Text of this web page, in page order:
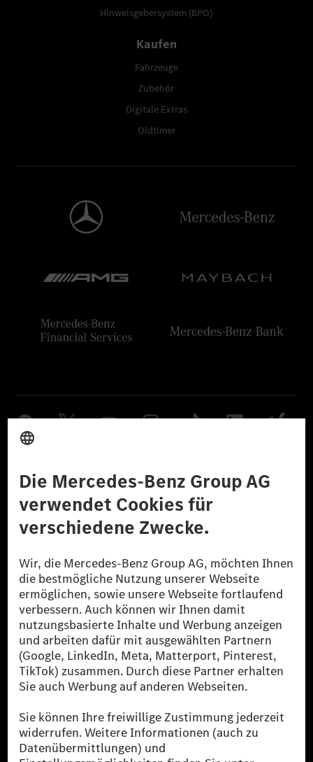
Hinweisgebersystem (BPO)
Kaufen
Fahrzeuge
Zubehör
Digitale Extras
Oldtimer
Datenschutz Lizenzhinweise Dritter Barrierefreiheit
© 2026 Mercedes-Benz Group AG. Alle Rechte vorbehalten.
[1] Bilanziell CO₂-neutral bedeutet, dass nicht vermiedene oder nicht
reduzierte CO₂-Emissionen bei der Mercedes-Benz Group durch
zertifizierte Ausgleichsprojekte kompensiert werden.
[2] Renewable Charging ist ein integraler Bestandteil von MB.CHARGE
Public in Europa, den USA, Kanada und China. Sofern an der jeweiligen
Ladestation noch kein Strom aus erneuerbaren Energien vorliegt,
verwendet Renewable Charging Grünstromzertifikate*. Diese stellen
sicher, dass für Ladevorgänge über MB.CHARGE Public eine äquivalente
Strommenge aus erneuerbaren Energien ins Stromnetz eingespeist wird.
als sechs Jahre sind.
* Inkl. EKOenergy Ökolabel
* Die angegebenen Werte wurden nach dem vorgeschriebenen
Messverfahren WLTP (Worldwide harmonised Light vehicles Test